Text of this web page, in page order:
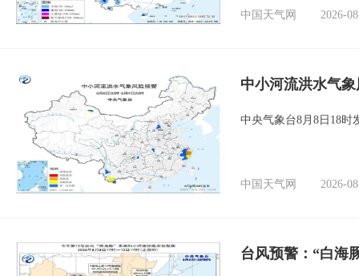
中国天气网 2026-
中小河流洪水气
中央气象台8月8日18时
中国天气网 2026-
台风预警：“白海